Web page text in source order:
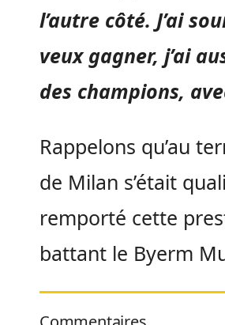
l’autre côté. J’ai
veux gagner, j’ai
des champions,
Rappelons qu’au
de Milan s’était
remporté cette
battant le Byerm